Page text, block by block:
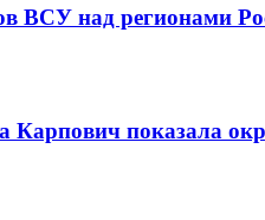
ВСУ над регионами
Карпович показала